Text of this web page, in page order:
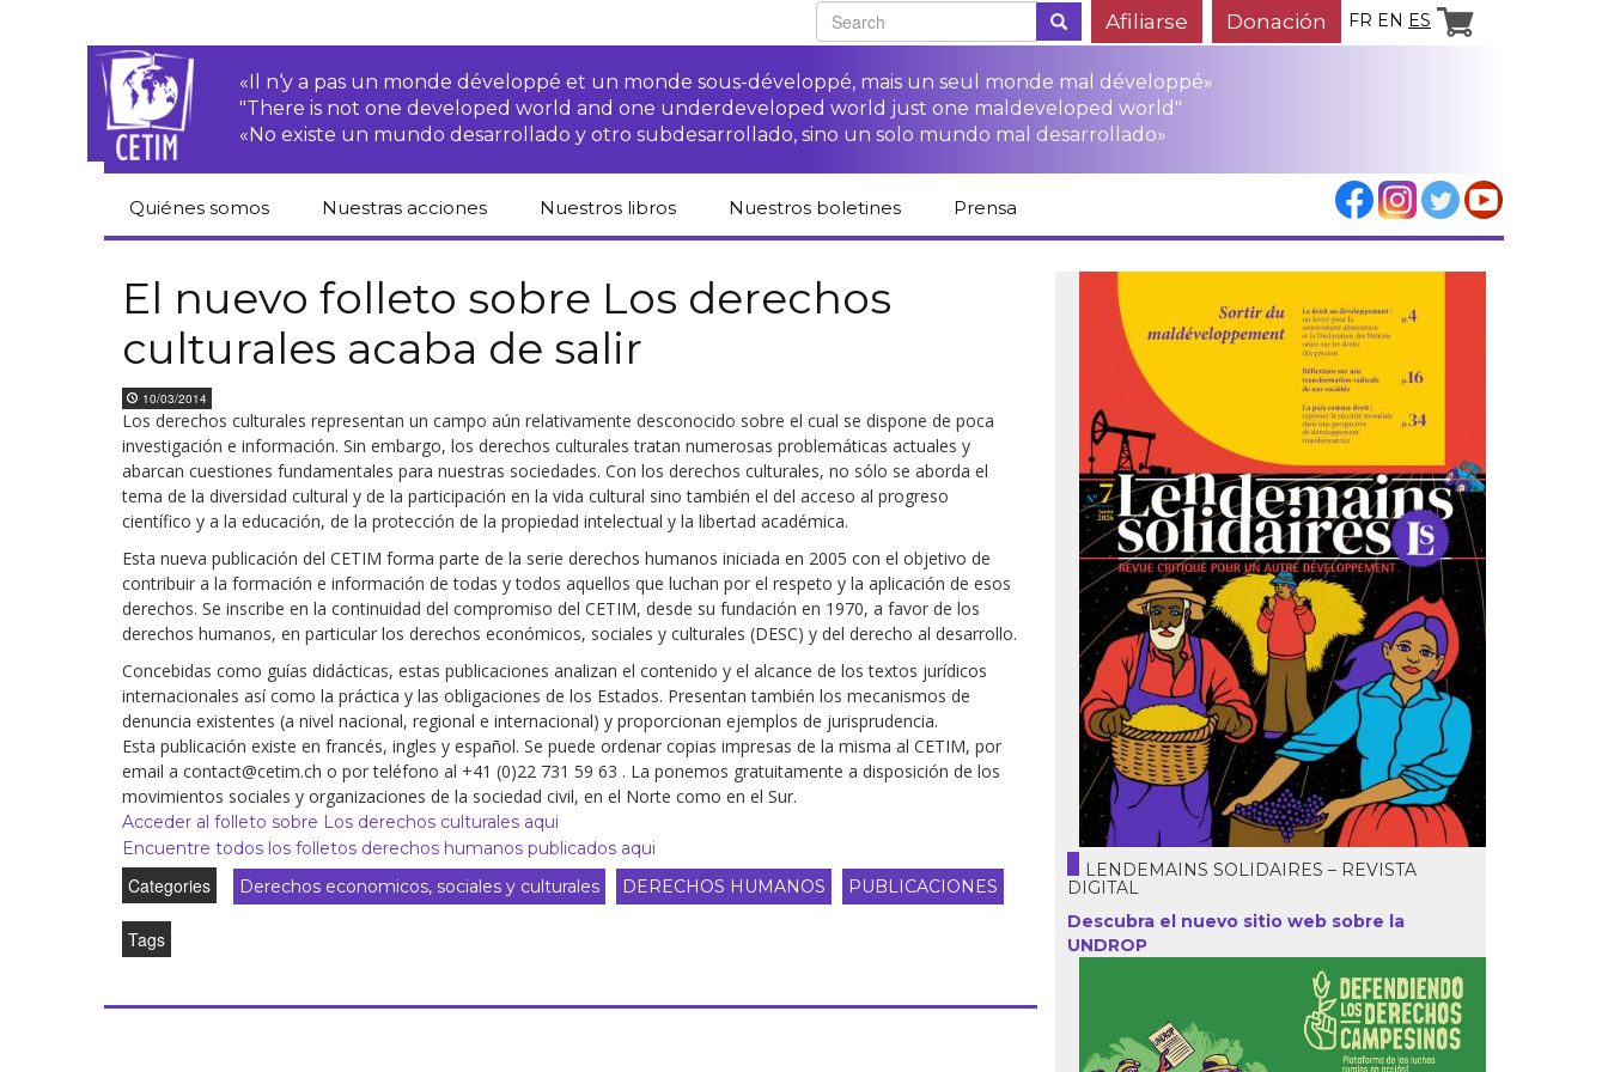
Afiliarse Donación FR EN ES
«Il n‘y a pas un monde développé et un monde sous-développé, mais un seul monde mal développé»
"There is not one developed world and one underdeveloped world just one maldeveloped world"
«No existe un mundo desarrollado y otro subdesarrollado, sino un solo mundo mal desarrollado»
Quiénes somos
Equipo
Newsletters
Informes de
actividades
Estatutos
Nuestras acciones
campesinas·os “Protección
derechos de las·os
campesinas·os”
Acceso a la justicia
Fichas de formación
sobre los derechos
de las·os
campesinas·os
transnacionales
Campaña Stop
impunidad de las
ETNs
Acceso a la justicia
para las víctimas de
las ETNs
medioambiental enlaces
Derechos
económicos, sociales
y culturales
Derecho al
desarrollo
Por país Argentina
Bolivia
Brasil
Chile
Colombia
Cuba
España
Declaraciones en la
ONU
Conferencias
Nuestros libros
del CETIM en
español
Publicaciones
derechos humanos
Cuadernos críticos
Librería difusión
Nuestros boletines Prensa
El nuevo folleto sobre Los derechos
culturales acaba de salir
10/03/2014
Los derechos culturales representan un campo aún relativamente desconocido sobre el cual se dispone de poca
investigación e información. Sin embargo, los derechos culturales tratan numerosas problemáticas actuales y
abarcan cuestiones fundamentales para nuestras sociedades. Con los derechos culturales, no sólo se aborda el
tema de la diversidad cultural y de la participación en la vida cultural sino también el del acceso al progreso
científico y a la educación, de la protección de la propiedad intelectual y la libertad académica.
Esta nueva publicación del CETIM forma parte de la serie derechos humanos iniciada en 2005 con el objetivo de
contribuir a la formación e información de todas y todos aquellos que luchan por el respeto y la aplicación de esos
derechos. Se inscribe en la continuidad del compromiso del CETIM, desde su fundación en 1970, a favor de los
derechos humanos, en particular los derechos económicos, sociales y culturales (DESC) y del derecho al desarrollo.
Concebidas como guías didácticas, estas publicaciones analizan el contenido y el alcance de los textos jurídicos
internacionales así como la práctica y las obligaciones de los Estados. Presentan también los mecanismos de
denuncia existentes (a nivel nacional, regional e internacional) y proporcionan ejemplos de jurisprudencia.
Esta publicación existe en francés, ingles y español. Se puede ordenar copias impresas de la misma al CETIM, por
email a contact@cetim.ch o por teléfono al +41 (0)22 731 59 63 . La ponemos gratuitamente a disposición de los
movimientos sociales y organizaciones de la sociedad civil, en el Norte como en el Sur.
Acceder al folleto sobre Los derechos culturales aqui
Encuentre todos los folletos derechos humanos publicados aqui
Categories Derechos economicos, sociales y culturales DERECHOS HUMANOS PUBLICACIONES
Tags
LENDEMAINS SOLIDAIRES – REVISTA
DIGITAL
Descubra el nuevo sitio web sobre la
UNDROP